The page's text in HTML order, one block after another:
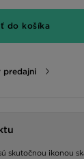
do košíka
predajni
skutočnou ikonou